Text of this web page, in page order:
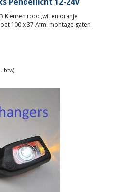
Kleuren rood,wit en oranje
100 x 37 Afm. montage gaten
btw)